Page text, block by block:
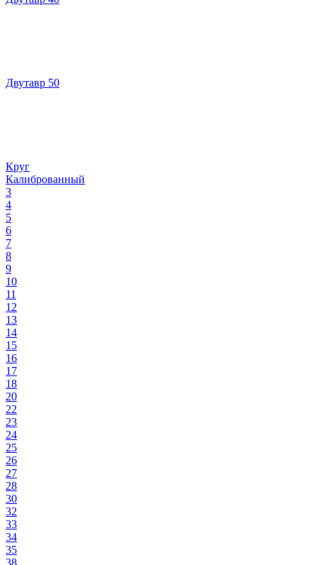
Двутавр 50
Круг
Калиброванный
3
4
5
6
7
8
9
10
11
12
13
14
15
16
17
18
20
22
23
24
25
26
27
28
30
32
33
34
35
38